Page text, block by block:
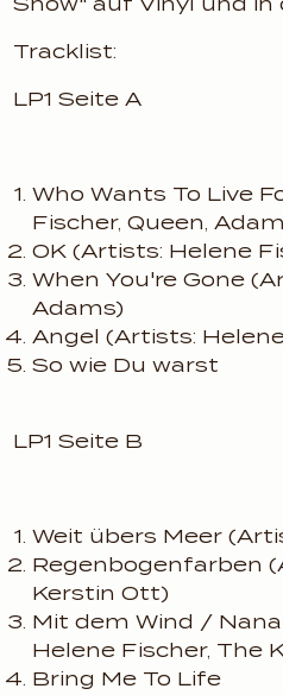
Tracklist:
LP1 Seite A
Who Wants To Live
Fischer, Queen,
OK (Artists: Helene
When You're Gone
Adams)
Angel (Artists:
So wie Du warst
LP1 Seite B
Weit übers Meer
Regenbogenfarben
Kerstin Ott)
Mit dem Wind /
Helene Fischer, The
Bring Me To Life